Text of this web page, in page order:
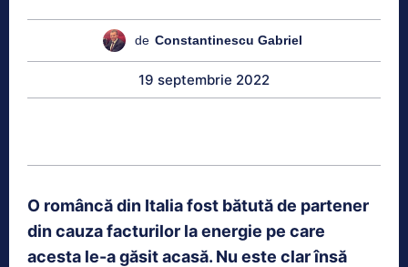
de Constantinescu Gabriel
19 septembrie 2022
O româncă din Italia fost bătută de partener
din cauza facturilor la energie pe care
acesta le-a găsit acasă. Nu este clar însă